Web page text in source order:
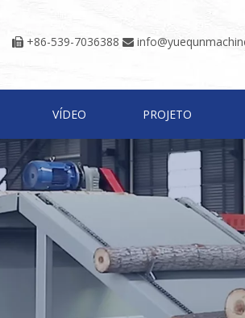
 +86-539-7036388 
VÍDEO PROJETO